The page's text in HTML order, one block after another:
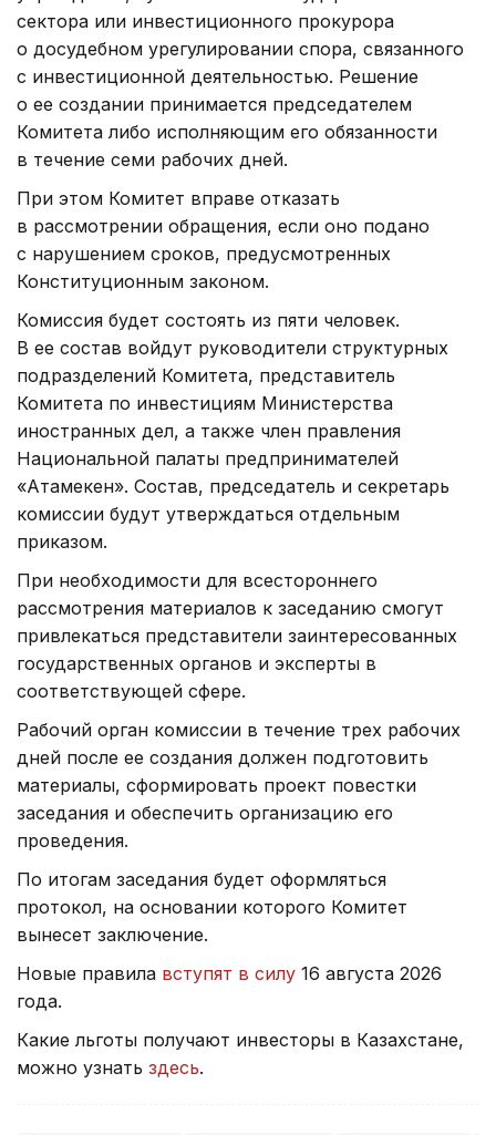
сектора или инвестиционного прокурора
о досудебном урегулировании спора, связанного
с инвестиционной деятельностью. Решение
о ее создании принимается председателем
Комитета либо исполняющим его обязанности
в течение семи рабочих дней.
При этом Комитет вправе отказать
в рассмотрении обращения, если оно подано
с нарушением сроков, предусмотренных
Конституционным законом.
Комиссия будет состоять из пяти человек.
В ее состав войдут руководители структурных
подразделений Комитета, представитель
Комитета по инвестициям Министерства
иностранных дел, а также член правления
Национальной палаты предпринимателей
«Атамекен». Состав, председатель и секретарь
комиссии будут утверждаться отдельным
приказом.
При необходимости для всестороннего
рассмотрения материалов к заседанию смогут
привлекаться представители заинтересованных
государственных органов и эксперты в
соответствующей сфере.
Рабочий орган комиссии в течение трех рабочих
дней после ее создания должен подготовить
материалы, сформировать проект повестки
заседания и обеспечить организацию его
проведения.
По итогам заседания будет оформляться
протокол, на основании которого Комитет
вынесет заключение.
Новые правила вступят в силу 16 августа 2026
года.
Какие льготы получают инвесторы в Казахстане,
можно узнать здесь.